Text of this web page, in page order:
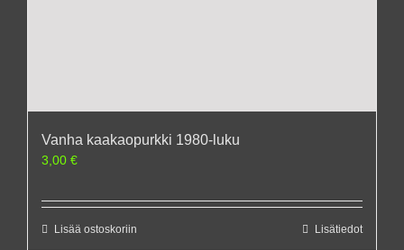
Vanha kaakaopurkki 1980-luku
3,00 €
Lisää ostoskoriin Lisätiedot